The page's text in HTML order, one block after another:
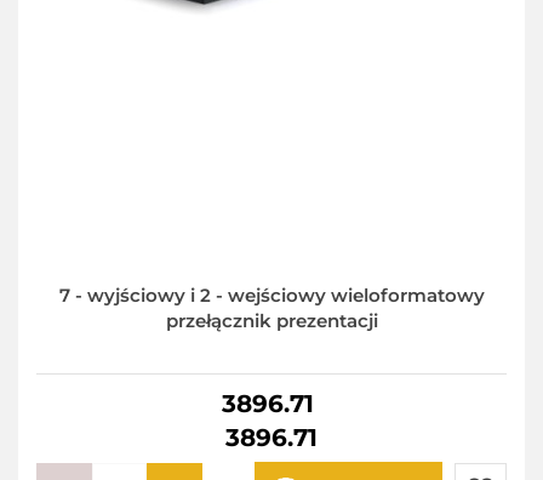
7 - wyjściowy i 2 - wejściowy wieloformatowy
przełącznik prezentacji
3896.71
3896.71